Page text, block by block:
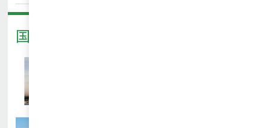
国际游学推荐